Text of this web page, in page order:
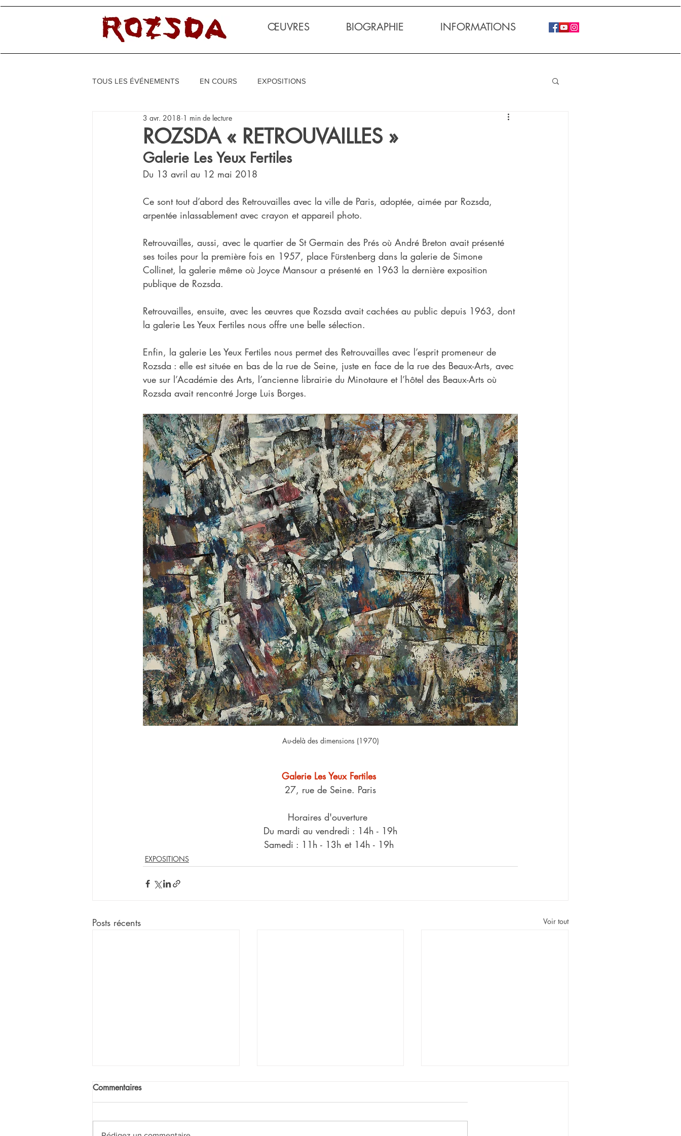
ŒUVRES BIOGRAPHIE INFORMATIONS
TOUS LES ÉVÉNEMENTS EN COURS EXPOSITIONS
ROZSDA « RETROUVAILLES »
3 avr. 2018 1 min de lecture
Galerie Les Yeux Fertiles
Du 13 avril au 12 mai 2018
Ce sont tout d’abord des Retrouvailles avec la ville de Paris, adoptée, aimée par Rozsda,
arpentée inlassablement avec crayon et appareil photo.
Retrouvailles, aussi, avec le quartier de St Germain des Prés où André Breton avait présenté
ses toiles pour la première fois en 1957, place Fürstenberg dans la galerie de Simone
Collinet, la galerie même où Joyce Mansour a présenté en 1963 la dernière exposition
publique de Rozsda.
Retrouvailles, ensuite, avec les œuvres que Rozsda avait cachées au public depuis 1963, dont
la galerie Les Yeux Fertiles nous offre une belle sélection.
Enfin, la galerie Les Yeux Fertiles nous permet des Retrouvailles avec l’esprit promeneur de
Rozsda : elle est située en bas de la rue de Seine, juste en face de la rue des Beaux-Arts, avec
vue sur l’Académie des Arts, l’ancienne librairie du Minotaure et l’hôtel des Beaux-Arts où
Rozsda avait rencontré Jorge Luis Borges.
Au-delà des dimensions (1970)
Galerie Les Yeux Fertiles
27, rue de Seine. Paris
Horaires d'ouverture
Du mardi au vendredi : 14h - 19h
Samedi : 11h - 13h et 14h - 19h
EXPOSITIONS
Posts récents Voir tout
Commentaires